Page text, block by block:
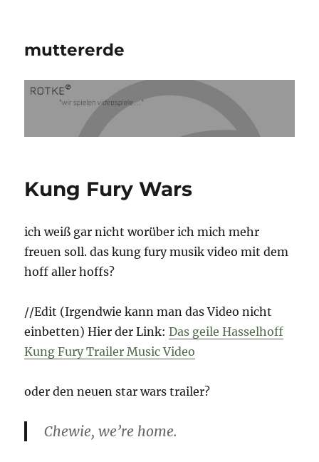
muttererde
Kung Fury Wars
ich weiß gar nicht worüber ich mich mehr
freuen soll. das kung fury musik video mit dem
hoff aller hoffs?
//Edit (Irgendwie kann man das Video nicht
einbetten) Hier der Link:Das geile Hasselhoff
Kung Fury Trailer Music Video
oder den neuen star wars trailer?
Chewie, we’re home.